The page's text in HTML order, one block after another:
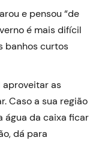
e pensou “de
é mais difícil
banhos curtos
aproveitar as
Caso a sua região
água da caixa ficar
dá para